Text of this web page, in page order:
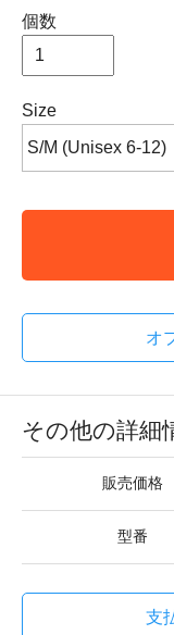
個数
Size
オ
その他の詳細
販売価格
型番
支